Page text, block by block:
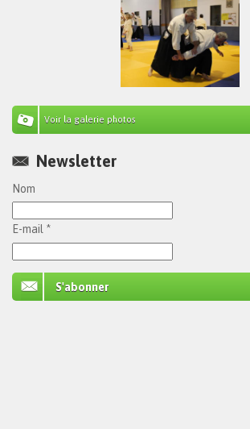
Voir la galerie photos
Newsletter
Nom
E-mail *